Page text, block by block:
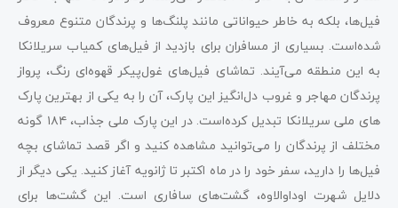
فیل‌ها، بلکه به خاطر حیواناتی مانند پلنگ‌ها و پرندگان متنوع معروف
شده‌است. بسیاری از مسافران برای بازدید از فیل‌های کمیاب سریلانکا
به این منطقه می‌آیند. تماشای فیل‌های غول‌پیکر قهوه‌ای رنگ، پرواز
پرندگان مهاجر و غروب دل‌انگیز این پارک، آن را به یکی از بهترین پارک
های ملی سریلانکا تبدیل کرده‌است. در این پارک ملی جذاب، ۱۸۴ گونه
مختلف از پرندگان را می‌توانید مشاهده کنید و اگر قصد تماشای بچه
فیل‌ها را دارید، سفر خود را در ماه اکتبر تا ژانویه آغاز کنید. یکی دیگر از
دلایل شهرت اوداوالاوه، گشت‌های سافاری است. این گشت‌ها برای